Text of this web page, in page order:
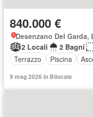
840.000 €
Desenzano Del Garda,
2 Locali
2 Bagni
Terrazzo
Piscina
9 mag 2026 in Bilocale